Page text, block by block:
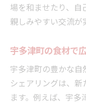
場を和ませたり、自
親しみやすい交流が
宇多津町の食材で
宇多津町の豊かな
シェアリングは、
ます。例えば、宇